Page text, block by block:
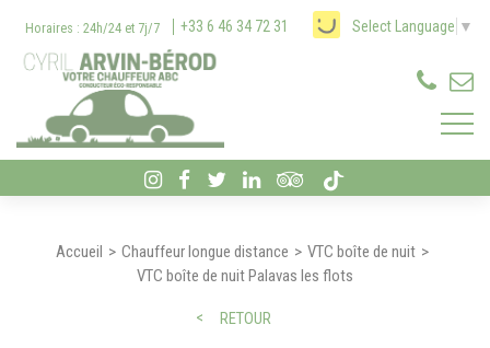
Horaires : 24h/24 et 7j/7 +33 6 46 34 72 31 Select Language ▼
Accueil Chauffeur longue distance
VTC boîte de nuit
VTC boîte de nuit Palavas les flots
RETOUR